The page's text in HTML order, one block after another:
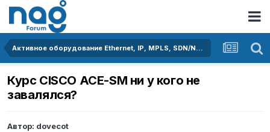
Активное оборудование Ethernet, IP, MPLS, SDN/NFV...
Курс CISCO ACE-SM ни у кого не
завалялся?
Автор: dovecot